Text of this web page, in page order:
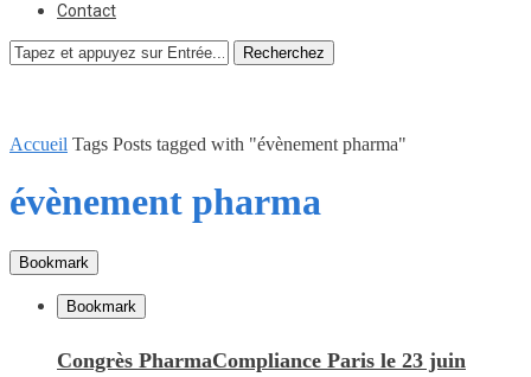
Contact
Recherchez
Accueil Tags Posts tagged with "évènement pharma"
évènement pharma
Bookmark
Bookmark
Congrès PharmaCompliance Paris le 23 juin